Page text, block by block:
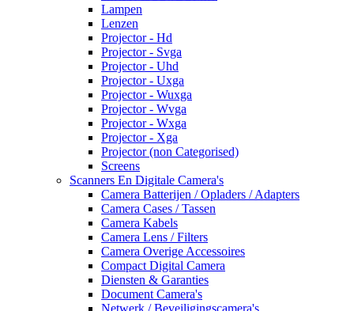
Lampen
Lenzen
Projector - Hd
Projector - Svga
Projector - Uhd
Projector - Uxga
Projector - Wuxga
Projector - Wvga
Projector - Wxga
Projector - Xga
Projector (non Categorised)
Screens
Scanners En Digitale Camera's
Camera Batterijen / Opladers / Adapters
Camera Cases / Tassen
Camera Kabels
Camera Lens / Filters
Camera Overige Accessoires
Compact Digital Camera
Diensten & Garanties
Document Camera's
Netwerk / Beveiligingscamera's